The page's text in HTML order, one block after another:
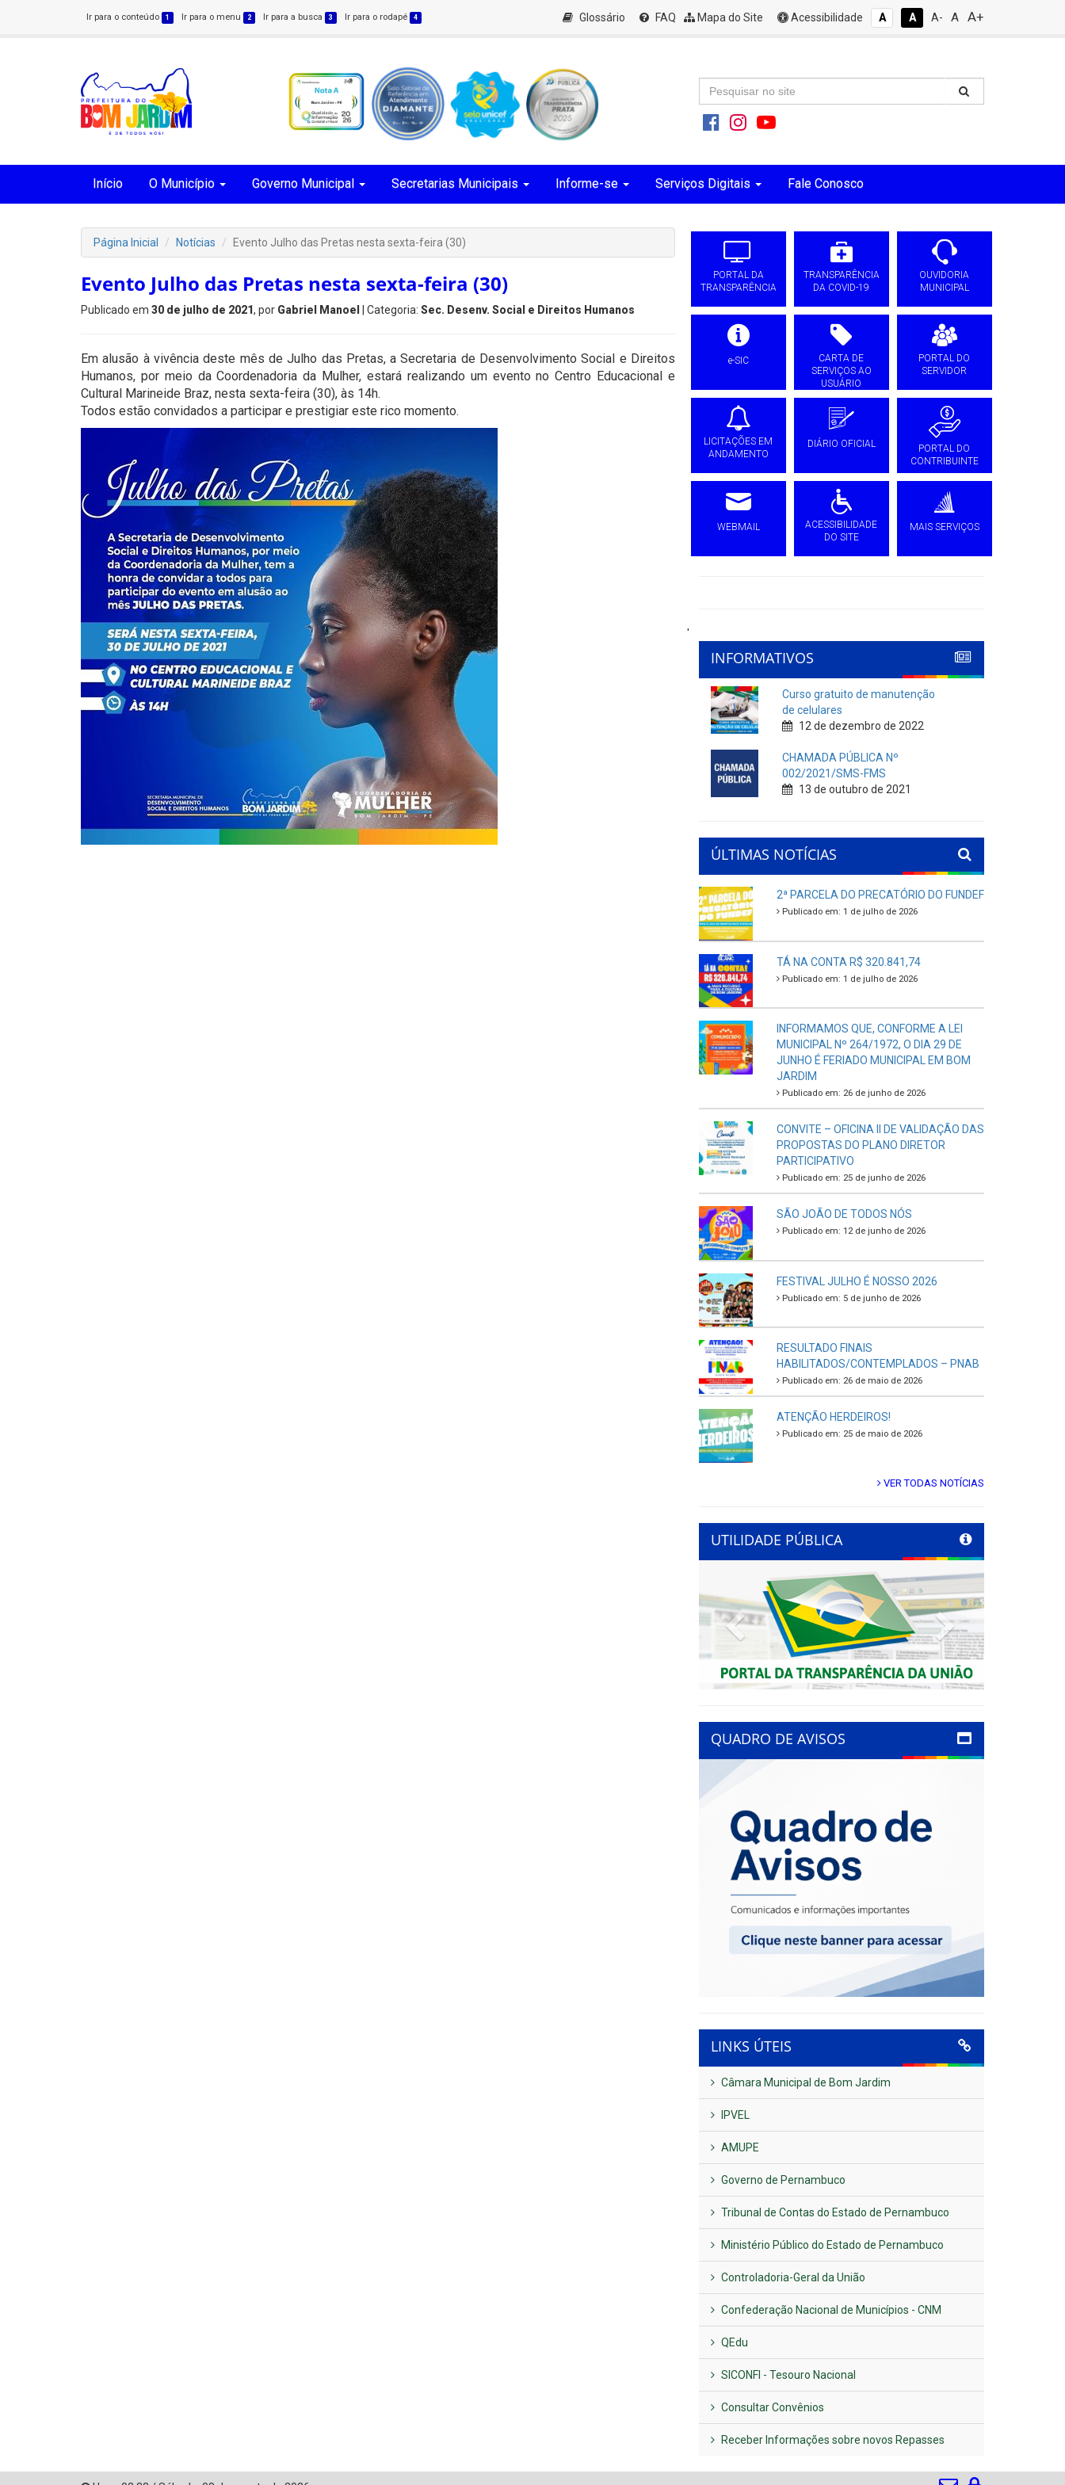
Ir para o conteúdo 1 Ir para o menu 2 Ir para a busca 3 Ir para o rodapé 4 Glossário FAQ Mapa do Site Acessibilidade A A A- A A+
Início O Município Governo Municipal Secretarias Municipais Informe-se Serviços Digitais Fale Conosco
Página Inicial Notícias Evento Julho das Pretas nesta sexta-feira (30)
Evento Julho das Pretas nesta sexta-feira (30)
Publicado em 30 de julho de 2021, por Gabriel Manoel | Categoria: Sec. Desenv. Social e Direitos Humanos
Em alusão à vivência deste mês de Julho das Pretas, a Secretaria de Desenvolvimento Social e Direitos
Humanos, por meio da Coordenadoria da Mulher, estará realizando um evento no Centro Educacional e
Cultural Marineide Braz, nesta sexta-feira (30), às 14h.
Todos estão convidados a participar e prestigiar este rico momento.
PORTAL DA
TRANSPARÊNCIA
TRANSPARÊNCIA
DA COVID-19
OUVIDORIA
MUNICIPAL
e-SIC
CARTA DE
SERVIÇOS AO
USUÁRIO
PORTAL DO
SERVIDOR
LICITAÇÕES EM
ANDAMENTO
DIÁRIO OFICIAL
PORTAL DO
CONTRIBUINTE
WEBMAIL
ACESSIBILIDADE
DO SITE
MAIS SERVIÇOS
'
INFORMATIVOS
Curso gratuito de manutenção
de celulares
12 de dezembro de 2022
CHAMADA PÚBLICA Nº
002/2021/SMS-FMS
13 de outubro de 2021
ÚLTIMAS NOTÍCIAS
2ª PARCELA DO PRECATÓRIO DO FUNDEF
Publicado em: 1 de julho de 2026
TÁ NA CONTA R$ 320.841,74
Publicado em: 1 de julho de 2026
INFORMAMOS QUE, CONFORME A LEI
MUNICIPAL Nº 264/1972, O DIA 29 DE
JUNHO É FERIADO MUNICIPAL EM BOM
JARDIM
Publicado em: 26 de junho de 2026
CONVITE – OFICINA II DE VALIDAÇÃO DAS
PROPOSTAS DO PLANO DIRETOR
PARTICIPATIVO
Publicado em: 25 de junho de 2026
SÃO JOÃO DE TODOS NÓS
Publicado em: 12 de junho de 2026
FESTIVAL JULHO É NOSSO 2026
Publicado em: 5 de junho de 2026
RESULTADO FINAIS
HABILITADOS/CONTEMPLADOS – PNAB
Publicado em: 26 de maio de 2026
ATENÇÃO HERDEIROS!
Publicado em: 25 de maio de 2026
VER TODAS NOTÍCIAS
UTILIDADE PÚBLICA
Previous Next
QUADRO DE AVISOS
LINKS ÚTEIS
Câmara Municipal de Bom Jardim
IPVEL
AMUPE
Governo de Pernambuco
Tribunal de Contas do Estado de Pernambuco
Ministério Público do Estado de Pernambuco
Controladoria-Geral da União
Confederação Nacional de Municípios - CNM
QEdu
SICONFI - Tesouro Nacional
Consultar Convênios
Receber Informações sobre novos Repasses